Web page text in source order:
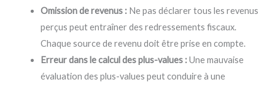
Omission de revenus : Ne pas déclarer tous les revenus
perçus peut entraîner des redressements fiscaux.
Chaque source de revenu doit être prise en compte.
Erreur dans le calcul des plus-values :Une mauvaise
évaluation des plus-values peut conduire à une